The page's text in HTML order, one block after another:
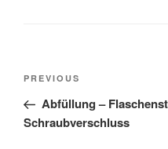
Post
Previous
Post
PREVIOUS
Abfüllung –
Schraubverschluss